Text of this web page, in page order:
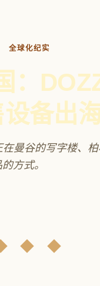
全球化纪实
：
备出
曼谷的写字楼、
方式。
◆ ◆